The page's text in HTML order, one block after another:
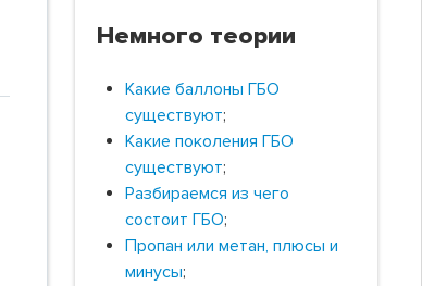
Немного теории
Какие баллоны ГБО
существуют;
Какие поколения ГБО
существуют;
Разбираемся из чего
состоит ГБО;
Пропан или метан, плюсы и
минусы;